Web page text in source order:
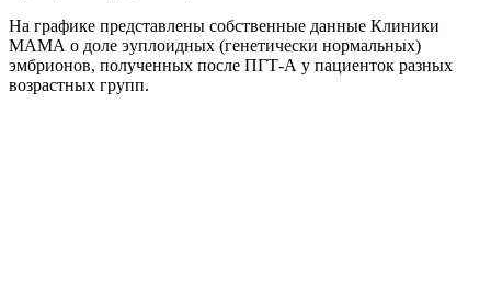
На графике представлены собственные данные Клиники
МАМА о доле эуплоидных (генетически нормальных)
эмбрионов, полученных после ПГТ-А у пациенток разных
возрастных групп.